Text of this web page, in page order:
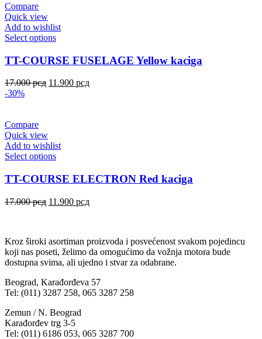
Compare
Quick view
Add to wishlist
Select options
TT-COURSE FUSELAGE Yellow kaciga
17.000рсд 11.900 рсд
-30%
Compare
Quick view
Add to wishlist
Select options
TT-COURSE ELECTRON Red kaciga
17.000рсд 11.900 рсд
Kroz široki asortiman proizvoda i posvećenost svakom pojedincu
koji nas poseti, želimo da omogućimo da vožnja motora bude
dostupna svima, ali ujedno i stvar za odabrane.
Beograd, Karađorđeva 57
Tel: (011) 3287 258, 065 3287 258
Zemun / N. Beograd
Karađorđev trg 3-5
Tel: (011) 6186 053, 065 3287 700